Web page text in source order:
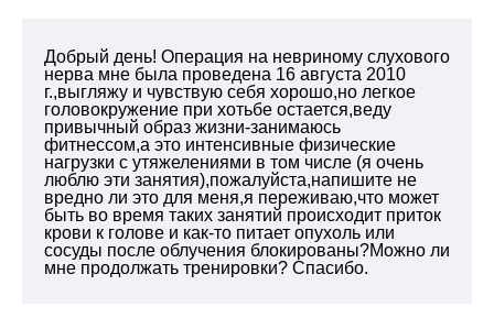
Добрый день! Операция на невриному слухового
нерва мне была проведена 16 августа 2010
г.,выгляжу и чувствую себя хорошо,но легкое
головокружение при хотьбе остается,веду
привычный образ жизни-занимаюсь
фитнессом,а это интенсивные физические
нагрузки с утяжелениями в том числе (я очень
люблю эти занятия),пожалуйста,напишите не
вредно ли это для меня,я переживаю,что может
быть во время таких занятий происходит приток
крови к голове и как-то питает опухоль или
сосуды после облучения блокированы?Можно ли
мне продолжать тренировки? Спасибо.